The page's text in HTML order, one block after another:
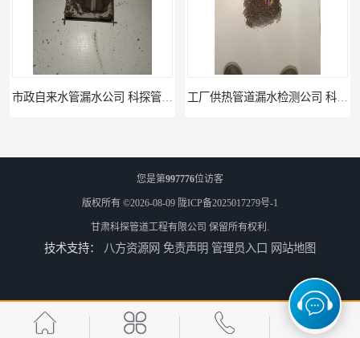
市政自来水管漏水公司 科探管道工程 工厂供热管道漏水检测公司 科探管道工程
公司仪器测漏电话 科探管道工程 工厂管道工程 科探管道工程
您是第997776位访客
版权所有 ©2026-08-09 陇ICP备2025017279号-1
甘肃科探管道工程有限公司 保留所有权利.
技术支持： 八方资源网 免责声明 管理员入口 网站地图